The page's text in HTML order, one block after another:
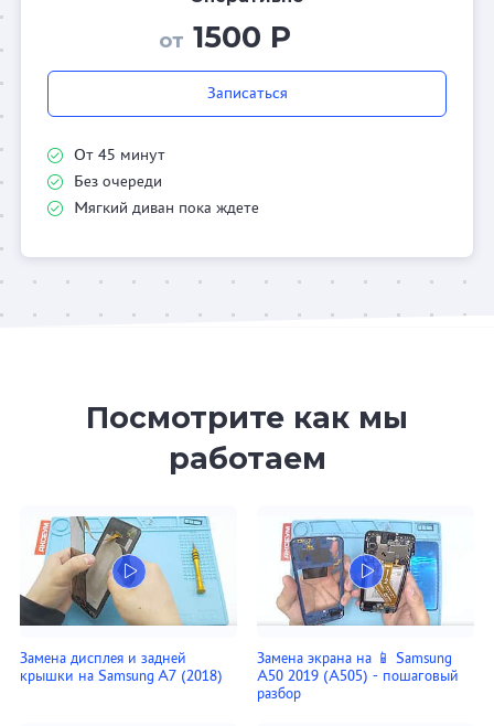
от 1500 Р
Записаться
От 45 минут
Без очереди
Мягкий диван пока ждете
Посмотрите как мы
работаем
Замена дисплея и задней
крышки на Samsung A7 (2018)
Замена экрана на 📱 Samsung
A50 2019 (A505) - пошаговый
разбор